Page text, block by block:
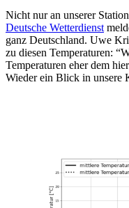
Nicht nur an unserer
Deutsche Wetterdienst
ganz Deutschland. Uwe
zu diesen Temperaturen:
Temperaturen eher dem
Wieder ein Blick in unsere